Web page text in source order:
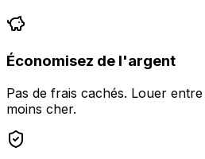
Économisez de l'argent
Pas de frais cachés. Louer
moins cher.